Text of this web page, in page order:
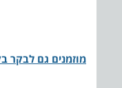
מוזמנים גם לבקר